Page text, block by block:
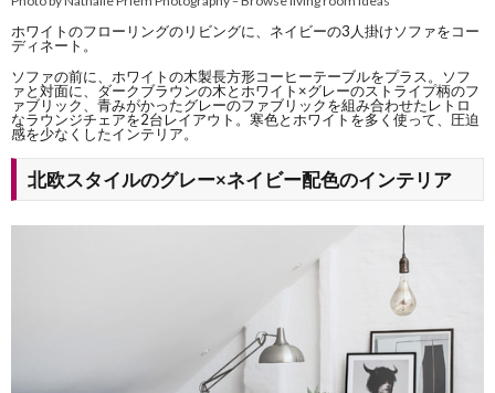
ホワイトのフローリングのリビングに、ネイビーの3人掛けソファをコー
ディネート。
ソファの前に、ホワイトの木製長方形コーヒーテーブルをプラス。ソフ
ァと対面に、ダークブラウンの木とホワイト×グレーのストライプ柄のフ
ァブリック、青みがかったグレーのファブリックを組み合わせたレトロ
なラウンジチェアを2台レイアウト。寒色とホワイトを多く使って、圧迫
感を少なくしたインテリア。
北欧スタイルのグレー×ネイビー配色のインテリア